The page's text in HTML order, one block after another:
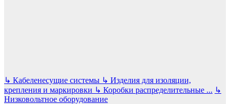
↳ Кабеленесущие системы ↳ Изделия для изоляции,
крепления и маркировки ↳ Коробки распределительные ... ↳
Низковольтное оборудование